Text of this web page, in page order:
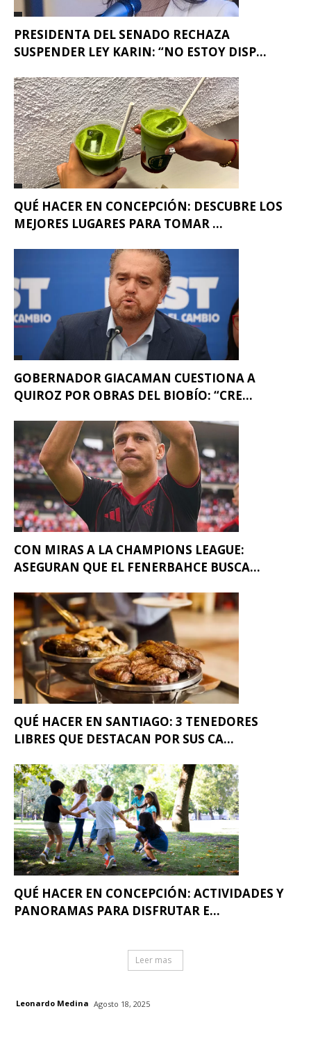
PRESIDENTA DEL SENADO RECHAZA
SUSPENDER LEY KARIN: “NO ESTOY DISP...
QUÉ HACER EN CONCEPCIÓN: DESCUBRE LOS
MEJORES LUGARES PARA TOMAR ...
GOBERNADOR GIACAMAN CUESTIONA A
QUIROZ POR OBRAS DEL BIOBÍO: “CRE...
CON MIRAS A LA CHAMPIONS LEAGUE:
ASEGURAN QUE EL FENERBAHCE BUSCA...
QUÉ HACER EN SANTIAGO: 3 TENEDORES
LIBRES QUE DESTACAN POR SUS CA...
QUÉ HACER EN CONCEPCIÓN: ACTIVIDADES Y
PANORAMAS PARA DISFRUTAR E...
Leer mas
Leonardo Medina Agosto 18, 2025